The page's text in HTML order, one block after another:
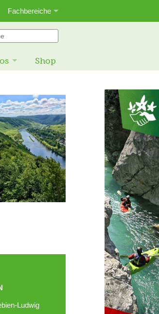
Fachbereiche
Shop
Ludwig